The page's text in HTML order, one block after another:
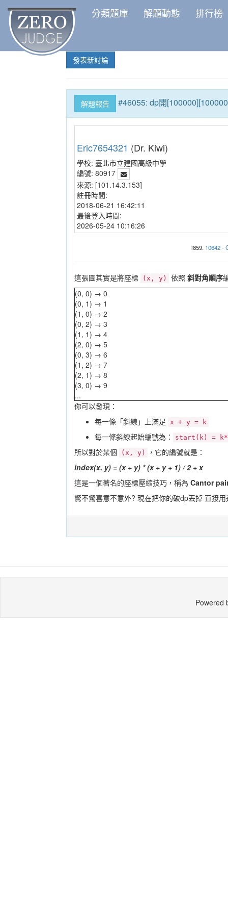
分類題庫 解題動態 排行榜
發表新討論
解題報告 #46055: dp開
Eric7654321 (Dr. Kiwi)
學校: 臺北市立建國高級中學
編號: 80917
來源: [101.14.3.153]
註冊時間:
2018-06-21 16:42:11
最後登入時間:
2026-05-24 10:16:26
i859. 10642 -
這張圖其實是將座標 (x, y) 依照 斜對角順序
(0, 0) → 0
(0, 1) → 1
(1, 0) → 2
(0, 2) → 3
(1, 1) → 4
(2, 0) → 5
(0, 3) → 6
(1, 2) → 7
(2, 1) → 8
(3, 0) → 9
...
你可以發現：
每一條「斜線」上滿足 x + y = k
每一條斜線起始編號為： start(k) =
所以對於某個 (x, y)
，它的編號就是：
index(x, y) = (x + y) * (x + y + 1) / 2 + x
這是一個著名的座標壓縮技巧，稱為 Cantor
驚不驚喜意不意外? 現在把你的破dp丟掉 直接
Powered